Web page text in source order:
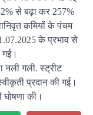
से बढ़ा कर 257%
कमियों के पंचम
के प्रभाव से
नली गली. स्ट्रीट
प्रदान की गई।
की।